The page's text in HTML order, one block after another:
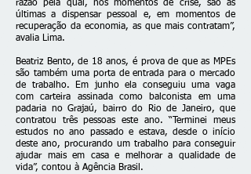
razão pela qual, nos momentos de crise, são as
últimas a dispensar pessoal e, em momentos de
recuperação da economia, as que mais contratam”,
avalia Lima.
Beatriz Bento, de 18 anos, é prova de que as MPEs
são também uma porta de entrada para o mercado
de trabalho. Em junho ela conseguiu uma vaga
com carteira assinada como balconista em uma
padaria no Grajaú, bairro do Rio de Janeiro, que
contratou três pessoas este ano. “Terminei meus
estudos no ano passado e estava, desde o início
deste ano, procurando um trabalho para conseguir
ajudar mais em casa e melhorar a qualidade de
vida”, contou à Agência Brasil.